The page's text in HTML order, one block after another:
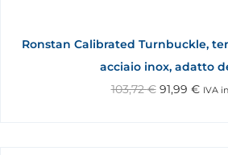
Ronstan Calibrated Turnbuckle,
acciaio inox, adatto
103,72€ 91,99 € IVA